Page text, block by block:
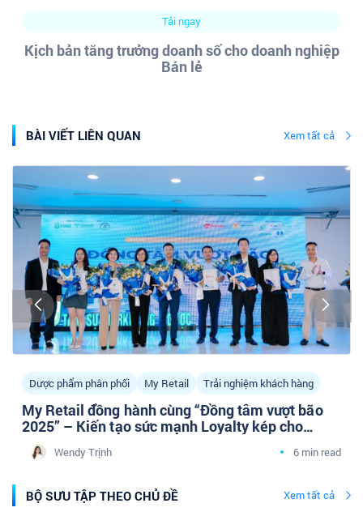
Tải ngay
Kịch bản tăng trưởng doanh số cho doanh nghiệp
Bán lẻ
BÀI VIẾT LIÊN QUAN Xem tất cả
Dược phẩm phân phối My Retail Trải nghiệm khách hàng
My Retail đồng hành cùng “Đồng tâm vượt bão
2025” – Kiến tạo sức mạnh Loyalty kép cho
doanh nghiệp Dược phân phối cùng cộng đồng
Tâm sự Marketing Y Dược
Wendy Trịnh 6 min read
BỘ SƯU TẬP THEO CHỦ ĐỀ Xem tất cả